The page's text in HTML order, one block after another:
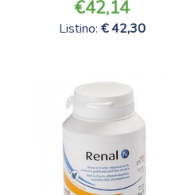
42,14
Listino: 42,30